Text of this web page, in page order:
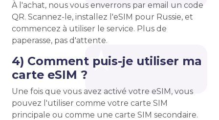
À l'achat, nous vous enverrons par email un code
QR. Scannez-le, installez l'eSIM pour Russie, et
commencez à utiliser le service. Plus de
paperasse, pas d'attente.
4) Comment puis-je utiliser ma
carte eSIM ?
Une fois que vous avez activé votre eSIM, vous
pouvez l'utiliser comme votre carte SIM
principale ou comme une carte SIM secondaire.